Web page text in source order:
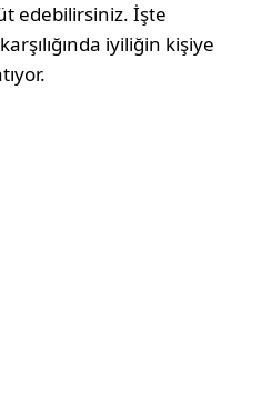
edebilirsiniz. İşte
iyiliğin kişiye